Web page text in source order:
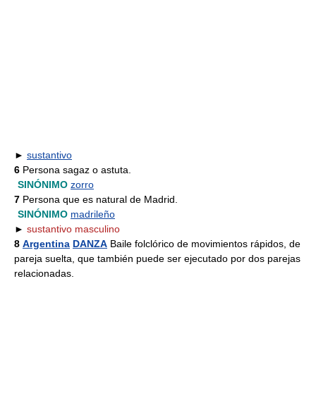
► sustantivo
6 Persona sagaz o astuta.
SINÓNIMO zorro
7 Persona que es natural de Madrid.
SINÓNIMO madrileño
► sustantivo masculino
8 Argentina DANZA Baile folclórico de movimientos rápidos, de
pareja suelta, que también puede ser ejecutado por dos parejas
relacionadas.